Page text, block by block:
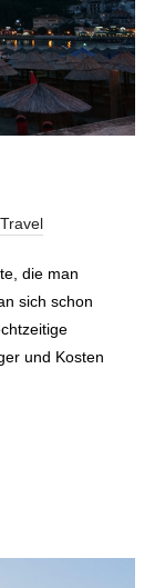
Travel
die man
sich schon
und Kosten